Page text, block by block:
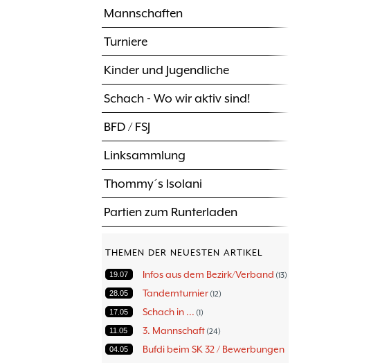
Mannschaften
Turniere
Kinder und Jugendliche
Schach - Wo wir aktiv sind!
BFD / FSJ
Linksammlung
Thommy´s Isolani
Partien zum Runterladen
THEMEN DER NEUESTEN ARTIKEL
19.07 Infos aus dem Bezirk/Verband 13
28.05 Tandemturnier 12
17.05 Schach in ... 1
11.05 3. Mannschaft 24
04.05 Bufdi beim SK 32 / Bewerbungen